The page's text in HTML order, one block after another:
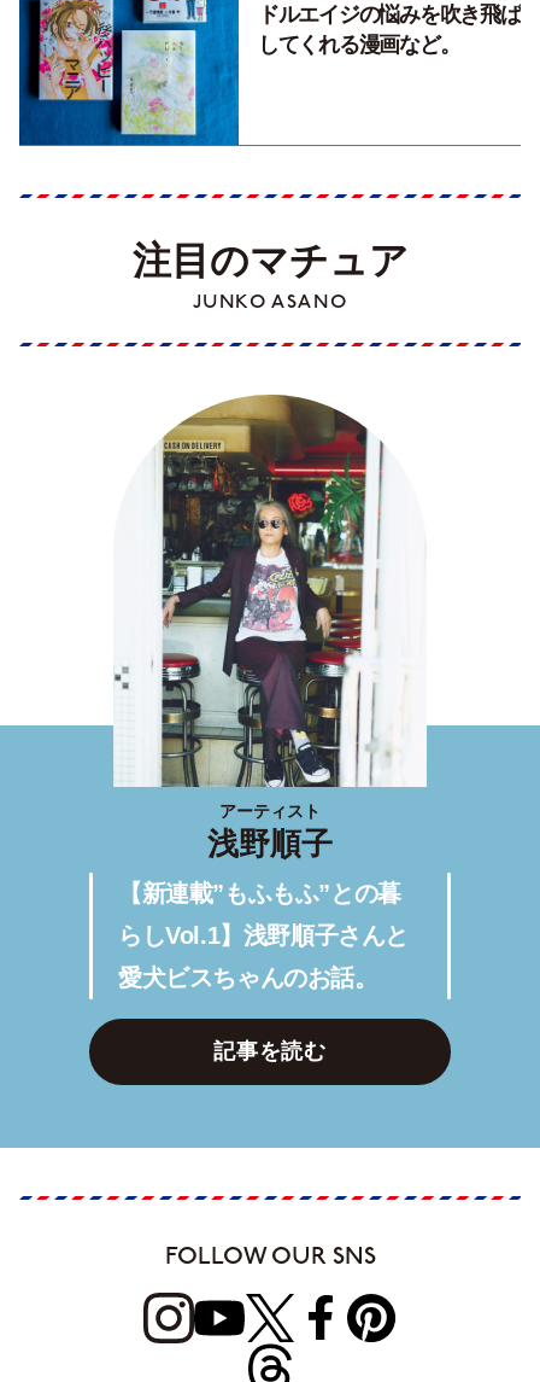
ドルエイジの悩みを吹き飛ば
してくれる漫画など。
注目のマチュア
JUNKO ASANO
アーティスト
浅野順子
【新連載”もふもふ”との暮
らしVol.1】浅野順子さんと
愛犬ビスちゃんのお話。
記事を読む
FOLLOW OUR SNS